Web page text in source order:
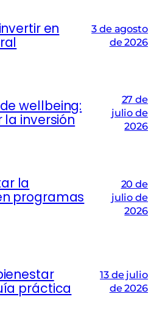
en
3 de agosto
de 2026
wellbeing:
inversión
27 de
julio de
2026
la
programas
20 de
julio de
2026
práctica
13 de julio
de 2026